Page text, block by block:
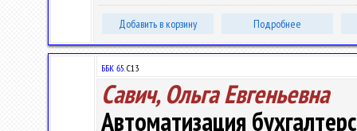
Добавить в корзину Подробнее
ББК 65.С13
Савич, Ольга Евгеньевна
Автоматизация